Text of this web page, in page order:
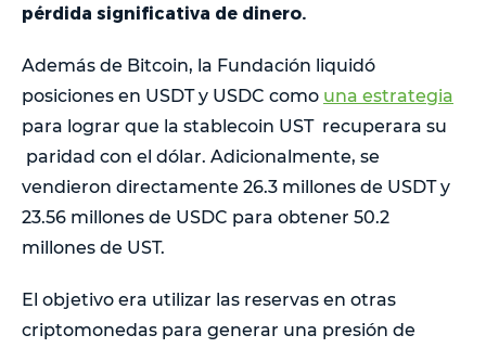
pérdida significativa de dinero.
Además de Bitcoin, la Fundación liquidó
posiciones en USDT y USDC como una estrategia
para lograr que la stablecoin UST recuperara su
paridad con el dólar. Adicionalmente, se
vendieron directamente 26.3 millones de USDT y
23.56 millones de USDC para obtener 50.2
millones de UST.
El objetivo era utilizar las reservas en otras
criptomonedas para generar una presión de